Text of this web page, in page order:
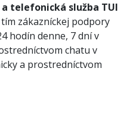
telefonická služba TUI
zákazníckej podpory
hodín denne, 7 dní v
chatu v
a prostredníctvom